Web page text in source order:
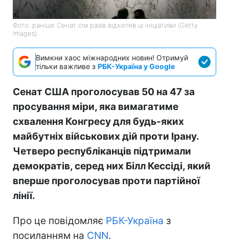
Фото: раніше Сенат сім разів відхиляв ці ініціативи (Getty
Images)
Вимкни хаос міжнародних новин! Отримуй
тільки важливе з РБК-Україна у Google
Сенат США проголосував 50 на 47 за
просування міри, яка вимагатиме
схвалення Конгресу для будь-яких
майбутніх військових дій проти Ірану.
Четверо республіканців підтримали
демократів, серед них Білл Кессіді, який
вперше проголосував проти партійної
лінії.
Про це повідомляє РБК-Україна з
посиланням на CNN.